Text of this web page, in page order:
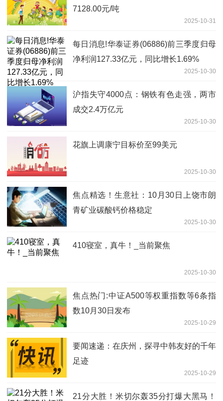
7128.00元/吨
2025-10-31
每日消息!华泰证券(06886)前三季度归母
净利润127.33亿元，同比增长1.69%
2025-10-30
沪指失守4000点：钢铁有色走强，两市
成交2.4万亿元
2025-10-30
花旗上调康宁目标价至99美元
2025-10-30
焦点精选！生意社：10月30日上饶市朗
青矿业碳酸钙价格稳定
2025-10-30
410寝室，真牛！_当前聚焦
2025-10-30
焦点热门:中证A500等权重指数等6条指
数10月30日发布
2025-10-29
要闻速递：在庆州，探寻中韩友好的千年
足迹
2025-10-29
21分大胜！米切尔轰35分打爆大黑马！